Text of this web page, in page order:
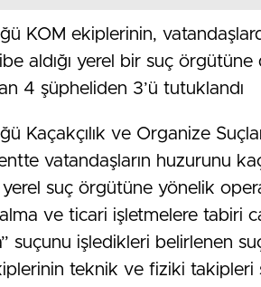
KOM ekiplerinin,
aldığı yerel bir suç örgütüne
4 şüpheliden 3’ü tutuklandı
Kaçakçılık ve Organize
vatandaşların huzurunu
suç örgütüne yönelik
ve ticari işletmelere tabiri
suçunu işledikleri belirlenen
teknik ve fiziki takipleri